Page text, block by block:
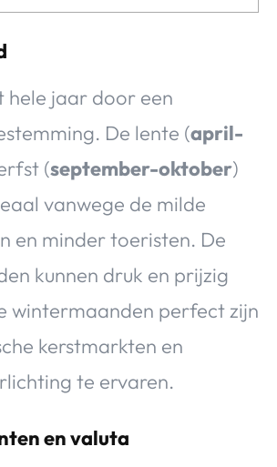
hele jaar door een
De lente (april-
(september-oktober)
vanwege de milde
en minder toeristen. De
kunnen druk en prijzig
wintermaanden perfect zijn
kerstmarkten en
te ervaren.
en valuta